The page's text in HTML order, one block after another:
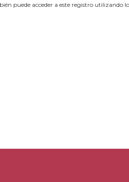
puede acceder a este registro utilizando